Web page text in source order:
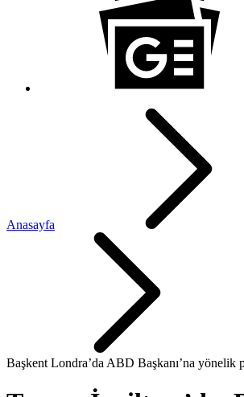
Anasayfa
Başkent Londra’da ABD Başkanı’na yönelik